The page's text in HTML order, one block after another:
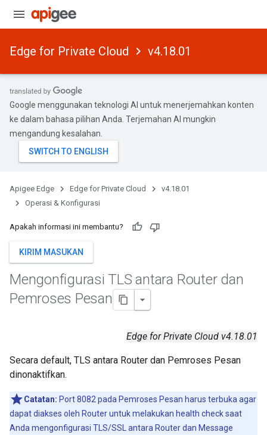
Edge for Private Cloud v4.18.01
Google menggunakan teknologi AI untuk menerjemahkan konten
ke dalam bahasa pilihan Anda. Terjemahan AI mungkin
mengandung kesalahan.
Apigee Edge Edge for Private Cloud
v4.18.01
Operasi & Konfigurasi
Apakah informasi ini membantu?
KIRIM MASUKAN
Mengonfigurasi TLS antara Router dan
Pemroses Pesan
Edge for Private Cloud v4.18.01
Secara default, TLS antara Router dan Pemroses Pesan
dinonaktifkan.
Catatan: Port 8082 pada Pemroses Pesan harus terbuka agar
dapat diakses oleh Router untuk melakukan health check saat
Anda mengonfigurasi TLS/SSL antara Router dan Message